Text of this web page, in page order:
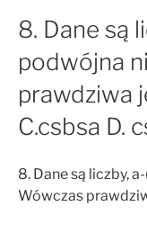
8. Dane są
podwójna
prawdziwa
C.csbsa D.
8. Dane są liczby,
Wówczas